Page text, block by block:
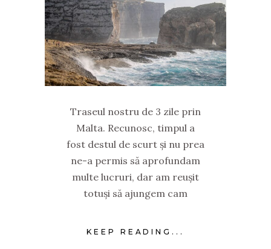
Traseul nostru de 3 zile prin
Malta. Recunosc, timpul a
fost destul de scurt și nu prea
ne-a permis să aprofundam
multe lucruri, dar am reușit
totuși să ajungem cam
KEEP READING...